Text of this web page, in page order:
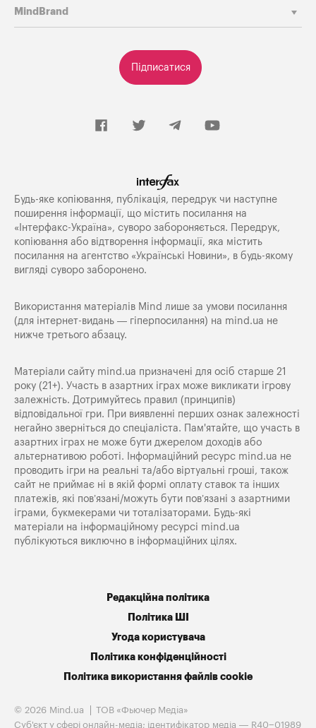
Підписатися
MindBrand
Будь-яке копiювання, публiкацiя, передрук чи наступне
поширення iнформацiї, що мiстить посилання на
«Iнтерфакс-Україна», суворо забороняється. Передрук,
копіювання або відтворення інформації, яка містить
посилання на агентство «Українські Новини», в будь-якому
вигляді суворо заборонено.
Використання матеріалів Mind лише за умови посилання
(для інтернет-видань — гіперпосилання) на mind.ua не
нижче третього абзацу.
Матеріали сайту mind.ua призначені для осіб старше 21
року (21+). Участь в азартних іграх може викликати ігрову
залежність. Дотримуйтесь правил (принципів)
відповідальної гри. При виявленні перших ознак залежності
негайно зверніться до спеціаліста. Пам'ятайте, що участь в
азартних іграх не може бути джерелом доходів або
альтернативою роботі. Інформаційний ресурс mind.ua не
проводить ігри на реальні та/або віртуальні гроші, також
сайт не приймає ні в якій формі оплату ставок та інших
платежів, які пов’язані/можуть бути пов’язані з азартними
іграми, букмекерами чи тоталізаторами. Будь-які
матеріали на інформаційному ресурсі mind.ua
публікуються виключно в інформаційних цілях.
Редакційна політика
Політика ШІ
Угода користувача
Політика конфіденційності
Політика використання файлів cookie
© 2026 Mind.ua
ТОВ «Фьючер Медiа»
Cуб'єкт у сфері онлайн-медіа; ідентифікатор медіа — R40−01989